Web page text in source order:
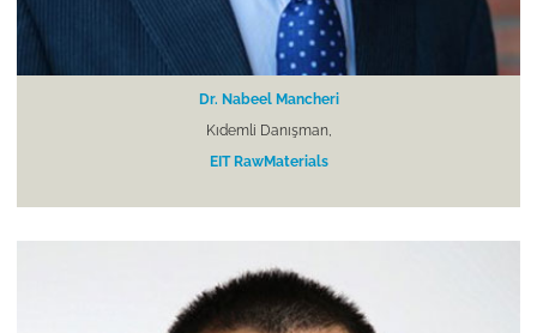
Dr. Nabeel Mancheri
Kıdemli Danışman,
EIT RawMaterials